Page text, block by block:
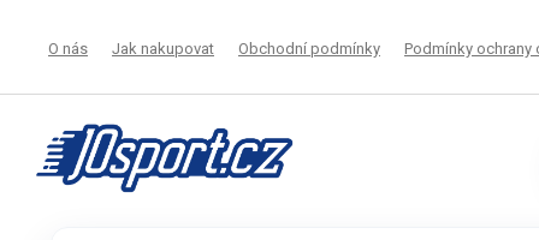
O nás Jak nakupovat Obchodní podmínky Podmínky ochrany